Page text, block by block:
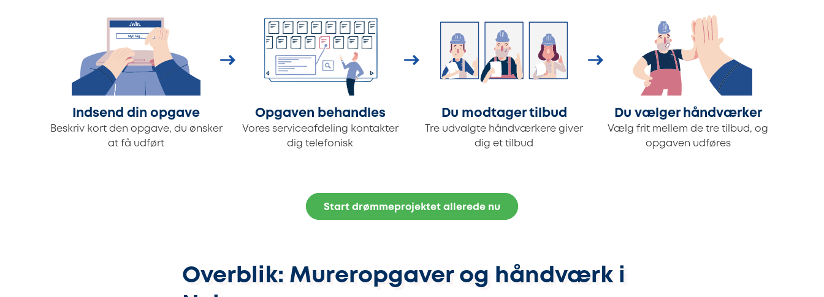
Indsend din opgave
Beskriv kort den opgave, du ønsker
at få udført
Opgaven behandles
Vores serviceafdeling kontakter
dig telefonisk
Du modtager tilbud
Tre udvalgte håndværkere giver
dig et tilbud
Du vælger håndværker
Vælg frit mellem de tre tilbud, og
opgaven udføres
Start drømmeprojektet allerede nu
Overblik: Mureropgaver og håndværk i